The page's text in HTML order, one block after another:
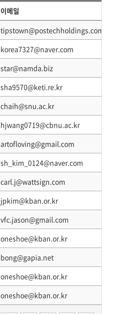
이메일
tipstown@postechholdings.com
korea7327@naver.com
star@namda.biz
sha9570@keti.re.kr
chaih@snu.ac.kr
hjwang0719@cbnu.ac.kr
artofloving@gmail.com
sh_kim_0124@naver.com
carl.j@wattsign.com
jpkim@kban.or.kr
vfc.jason@gmail.com
oneshoe@kban.or.kr
bong@gapia.net
oneshoe@kban.or.kr
oneshoe@kban.or.kr